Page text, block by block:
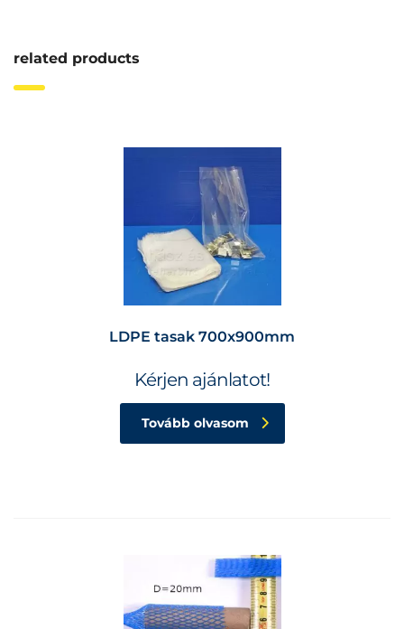
related products
LDPE tasak 700x900mm
Kérjen ajánlatot!
Tovább olvasom